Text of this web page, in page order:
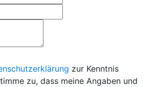
zur Kenntnis
zu, dass meine Angaben und